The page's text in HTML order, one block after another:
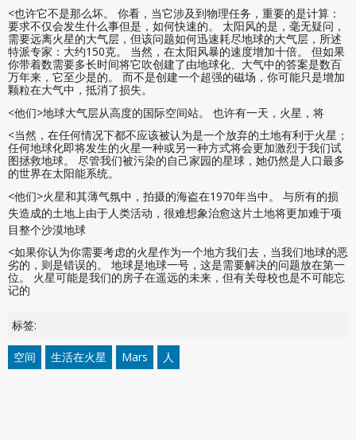
<也许它不是那么坏。 你看，当它涉及到物理任务，重要的是计算：
要求不仅会发生什么事但是，如何快速的。 太阳风的是，毫无疑问，
需要远离火星的大气层，但该问题如何迅速耗尽地球的大气层，所述
特派专家：大约150克。 当然，在太阳风暴的速度增加十倍。 但如果
你带着数需要多长时间将它吹创建了由地球化、大气中的答案是数百
万年来，它至少是的。 而不是创建一个超强的磁场，你可能只是增加
颗粒在大气中，抵消了损失。
<他们>地球大气层从高度的国际空间站。 也许有一天，火星，将
<当然，在任何情况下都不应该被认为是一个放弃的土地有利于火星；
任何地球化即将发生的火星一种或另一种方式将会更加激烈于我们试
图拯救地球。 尽管我们被污染的自己家园的星球，她仍然是人口最多
的世界在太阳能系统。
<他们>火星和其薄气氛中，拍摄的海盗在1970年当中。 与所有的损
失造成的土地上由于人类活动，很难想象治愈这片土地将更加难于项
目整个沙漠地球
<如果你认为你需要考虑的火星作为一个地方我们去，当我们地球的恶
劣的，则是错误的。 地球是地球一号，这是需要解决的问题放在第一
位。 火星可能是我们的房子在遥远的未来，但有关母校也是不可能忘
记的
标签:
空间 生活在火星 Mars 人